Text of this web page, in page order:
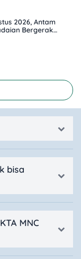
2026, Antam
Bergerak
bisa
MNC